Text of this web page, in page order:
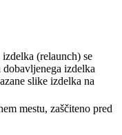
(relaunch) se
izdelka
slike izdelka na
mestu, zaščiteno pred